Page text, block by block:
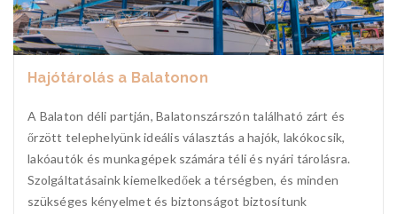
Hajótárolás a Balatonon
A Balaton déli partján, Balatonszárszón található zárt és
őrzött telephelyünk ideális választás a hajók, lakókocsik,
lakóautók és munkagépek számára téli és nyári tárolásra.
Szolgáltatásaink kiemelkedőek a térségben, és minden
szükséges kényelmet és biztonságot biztosítunk